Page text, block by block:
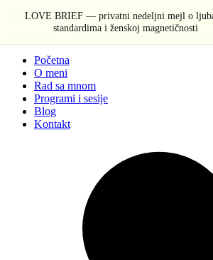
LOVE BRIEF — privatni nedeljni mejl o
standardima i ženskoj magnetičnosti
Pređi na sadržaj
Ivana Anđić - za žene koje žele da budu
Početna
O meni
Rad sa mnom
Programi i sesije
Blog
Kontakt